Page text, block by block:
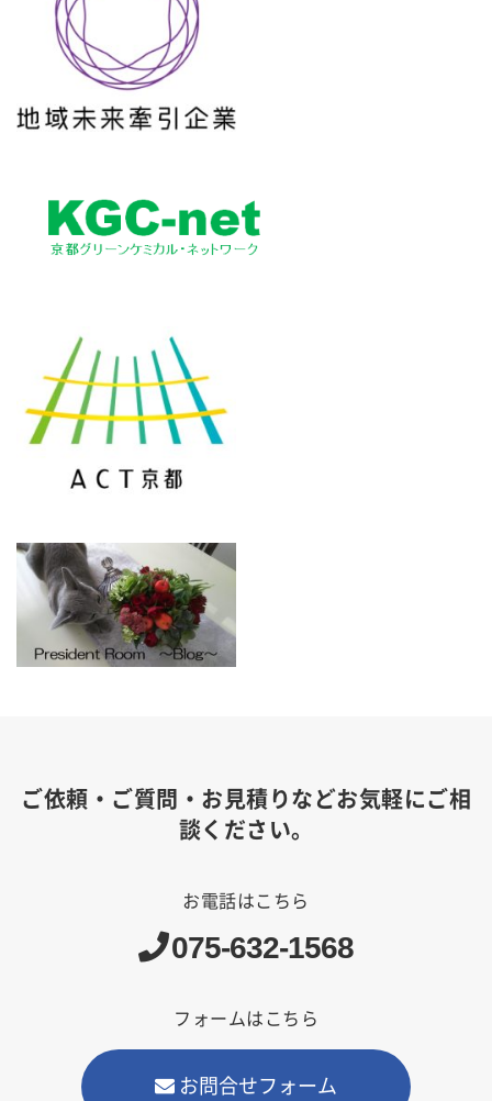
ご依頼・ご質問・お見積りなどお気軽にご相
談ください。
お電話はこちら
075-632-1568
フォームはこちら
お問合せフォーム